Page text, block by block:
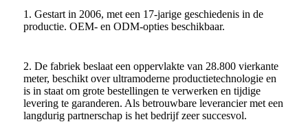
1. Gestart in 2006, met een 17-jarige geschiedenis in de
productie. OEM- en ODM-opties beschikbaar.
2. De fabriek beslaat een oppervlakte van 28.800 vierkante
meter, beschikt over ultramoderne productietechnologie en
is in staat om grote bestellingen te verwerken en tijdige
levering te garanderen. Als betrouwbare leverancier met een
langdurig partnerschap is het bedrijf zeer succesvol.